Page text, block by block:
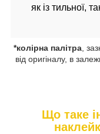
як із тильної,
*колірна палітра,
від оригіналу, в
Що таке